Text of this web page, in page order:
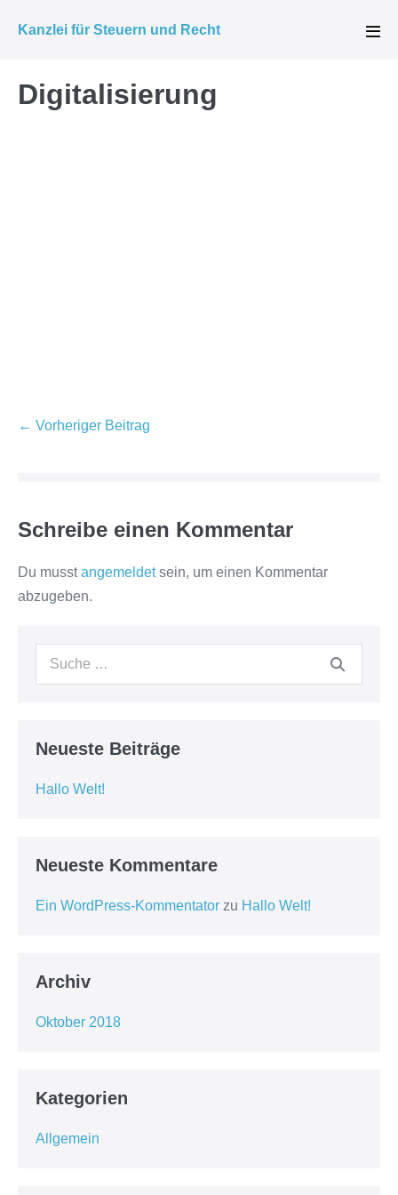
InhaltKanzlei für Steuern und Recht
Digitalisierung
Beitragsnavigation
← Vorheriger Beitrag
Schreibe einen Kommentar
Du musstangemeldetsein, um einen Kommentar
abzugeben.
Suche
Neueste Beiträge
Hallo Welt!
Neueste Kommentare
Ein WordPress-Kommentator zu Hallo Welt!
Archiv
Oktober 2018
Kategorien
Allgemein